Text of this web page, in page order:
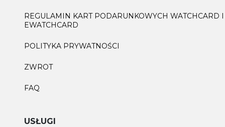
REGULAMIN KART PODARUNKOWYCH WATCHCARD I
EWATCHCARD
POLITYKA PRYWATNOŚCI
ZWROT
FAQ
USŁUGI